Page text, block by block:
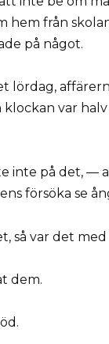
hem från
på något.
lördag,
klockan var
inte på det, —
försöka se
så var det med
dem.